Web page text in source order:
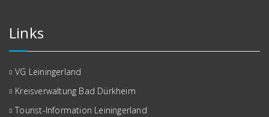
Links
VG Leiningerland
Kreisverwaltung Bad Dürkheim
Tourist-Information Leiningerland